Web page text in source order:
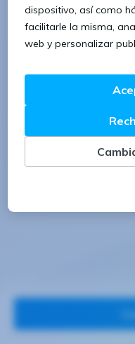
8 caracteres
1 letra mayúscula